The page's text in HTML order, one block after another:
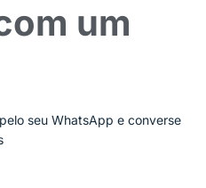
um
seu WhatsApp e converse